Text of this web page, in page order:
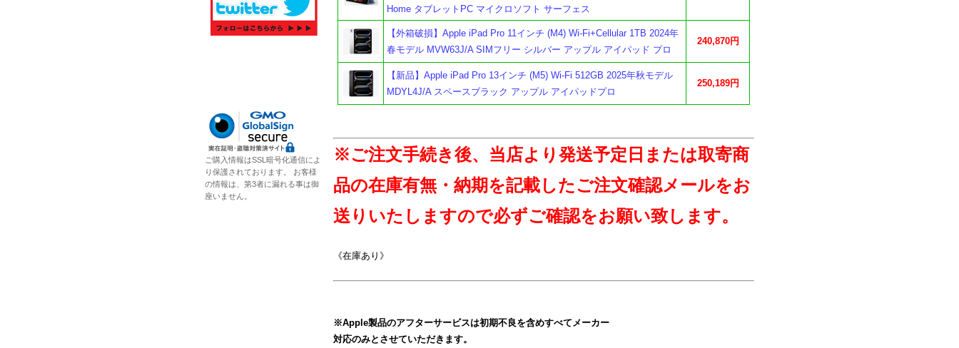
Home タブレットPC マイクロソフト サーフェス
【外箱破損】Apple iPad Pro 11インチ (M4) Wi-Fi+Cellular 1TB 2024年
春モデル MVW63J/A SIMフリー シルバー アップル アイパッド プロ
240,870円
【新品】Apple iPad Pro 13インチ (M5) Wi-Fi 512GB 2025年秋モデル
MDYL4J/A スペースブラック アップル アイパッドプロ
250,189円
※ご注文手続き後、当店より発送予定日または取寄商
品の在庫有無・納期を記載したご注文確認メールをお
送りいたしますので必ずご確認をお願い致します。
《在庫あり》
※Apple製品のアフターサービスは初期不良を含めすべてメーカー
対応のみとさせていただきます。
ご購入情報はSSL暗号化通信によ
り保護されております。 お客様
の情報は、第3者に漏れる事は御
座いません。